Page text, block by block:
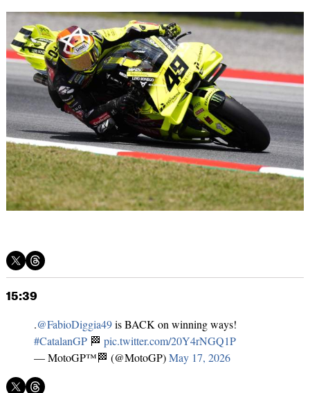
15:39
.@FabioDiggia49is BACK on winning ways!
#CatalanGP🏁 pic.twitter.com/20Y4rNGQ1P
— MotoGP™🏁 (@MotoGP)May 17, 2026